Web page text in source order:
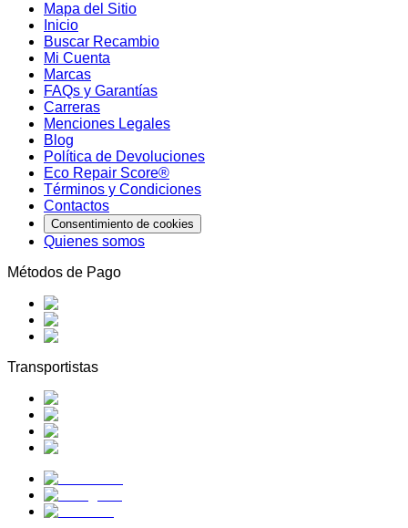
Mapa del Sitio
Inicio
Buscar Recambio
Mi Cuenta
Marcas
FAQs y Garantías
Carreras
Menciones Legales
Blog
Política de Devoluciones
Eco Repair Score®
Términos y Condiciones
Contactos
Consentimiento de cookies
Quienes somos
Métodos de Pago
Transportistas